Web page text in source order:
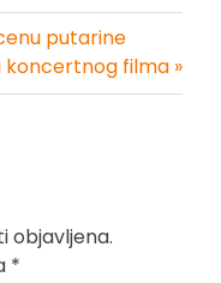
putarine
koncertnog filma »
objavljena.
*